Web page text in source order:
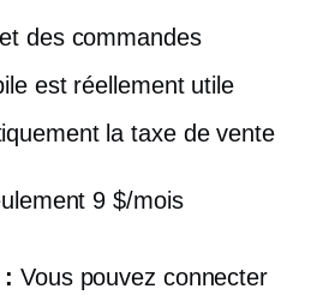
des commandes
est réellement utile
la taxe de vente
9 $/mois
Vous pouvez connecter